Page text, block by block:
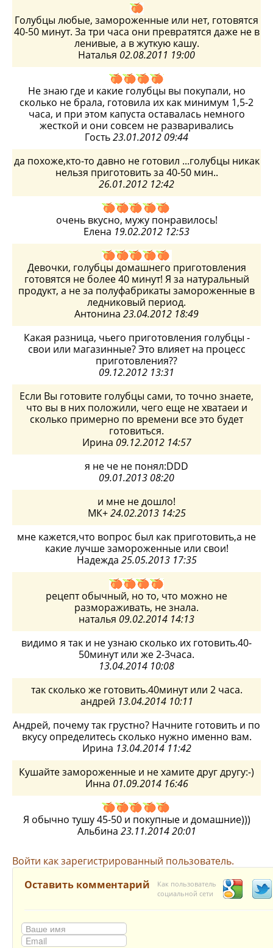
Голубцы любые, замороженные или нет, готовятся
40-50 минут. За три часа они превратятся даже не в
ленивые, а в жуткую кашу.
Наталья 02.08.2011 19:00
Не знаю где и какие голубцы вы покупали, но
сколько не брала, готовила их как минимум 1,5-2
часа, и при этом капуста оставалась немного
жесткой и они совсем не разваривались
Гость23.01.2012 09:44
да похоже,кто-то давно не готовил ...голубцы никак
нельзя приготовить за 40-50 мин..
26.01.2012 12:42
очень вкусно, мужу понравилось!
Елена 19.02.2012 12:53
Девочки, голубцы домашнего приготовления
готовятся не более 40 минут! Я за натуральный
продукт, а не за полуфабрикаты замороженные в
ледниковый период.
Антонина 23.04.2012 18:49
Какая разница, чьего приготовления голубцы -
свои или магазинные? Это влияет на процесс
приготовления??
09.12.2012 13:31
Если Вы готовите голубцы сами, то точно знаете,
что вы в них положили, чего еще не хватаеи и
сколько примерно по времени все это будет
готовиться.
Ирина 09.12.2012 14:57
я не че не понял:DDD
09.01.2013 08:20
и мне не дошло!
МК+24.02.2013 14:25
мне кажется,что вопрос был как приготовить,а не
какие лучше замороженные или свои!
Надежда 25.05.2013 17:35
рецепт обычный, но то, что можно не
размораживать, не знала.
наталья 09.02.2014 14:13
видимо я так и не узнаю сколько их готовить.40-
50минут или же 2-3часа.
13.04.2014 10:08
так сколько же готовить.40минут или 2 часа.
андрей 13.04.2014 10:11
Андрей, почему так грустно? Начните готовить и по
вкусу определитесь сколько нужно именно вам.
Ирина 13.04.2014 11:42
Кушайте замороженные и не хамите друг другу:-)
Инна 01.09.2014 16:46
Я обычно тушу 45-50 и покупные и домашние)))
Альбина 23.11.2014 20:01
Войти как зарегистрированный пользователь.
Оставить комментарий
Как пользователь
социальной сети